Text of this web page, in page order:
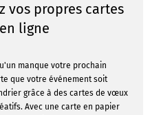
vos propres cartes
ligne
manque votre prochain
que votre événement soit
grâce à des cartes de vœux
Avec une carte en papier